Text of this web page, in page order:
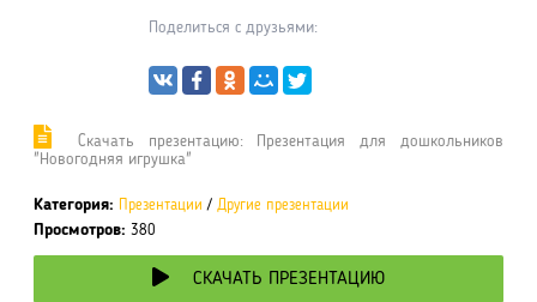
Поделиться с друзьями:
Cкачать презентацию: Презентация для дошкольников
"Новогодняя игрушка"
Категория: Презентации / Другие презентации
Просмотров: 380
СКАЧАТЬ ПРЕЗЕНТАЦИЮ